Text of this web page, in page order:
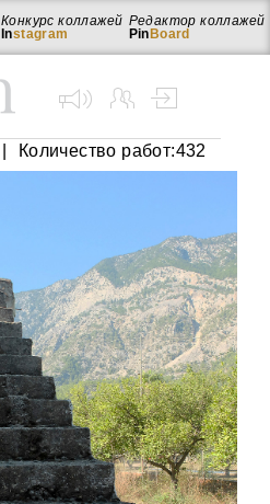
Редактор коллажей
Pin Board
Конкурс коллажей
Instagram
Количество работ:432